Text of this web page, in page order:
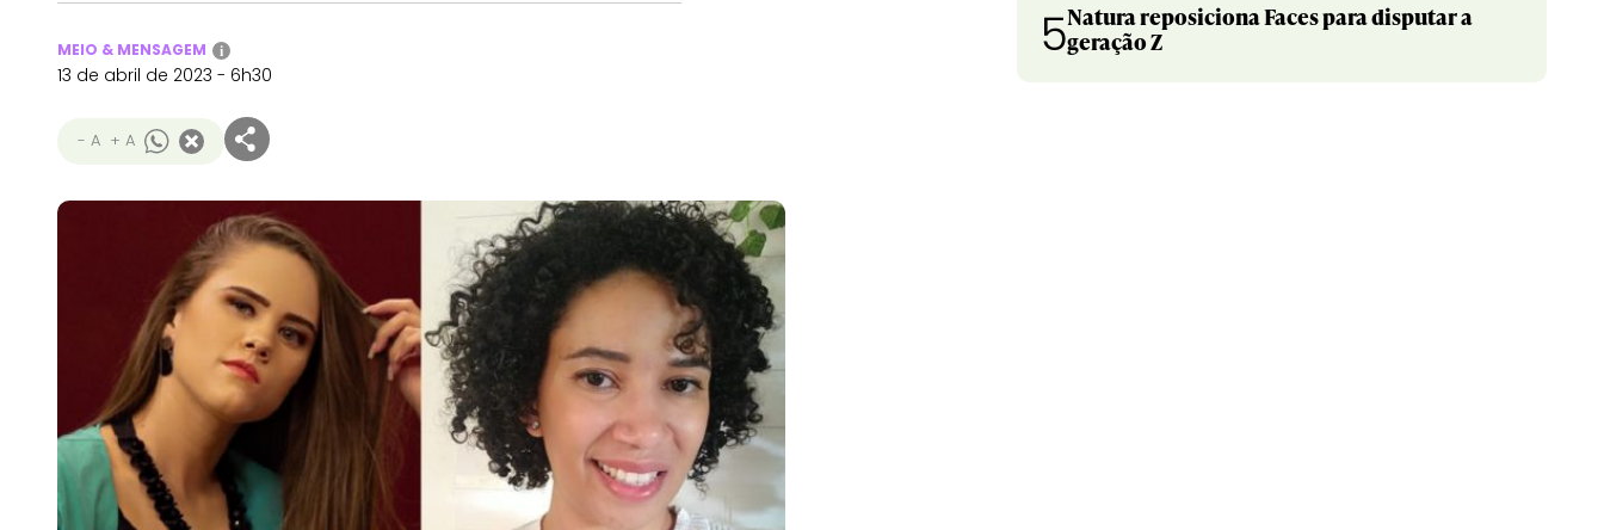
MEIO & MENSAGEM i
13 de abril de 2023 - 6h30
- A + A
5Natura reposiciona Faces para disputar a
geração Z